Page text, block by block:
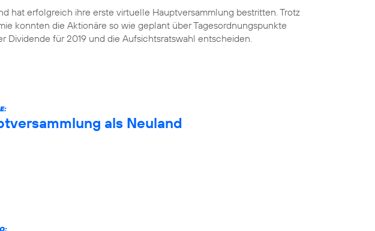
hat erfolgreich ihre erste virtuelle Hauptversammlung bestritten. Trotz
konnten die Aktionäre so wie geplant über Tagesordnungspunkte
Dividende für 2019 und die Aufsichtsratswahl entscheiden.
als Neuland